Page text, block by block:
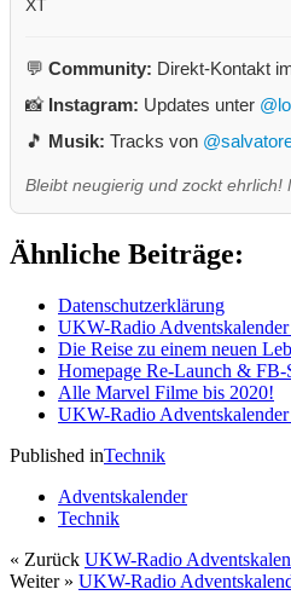
XT
💬 Community: Direkt-Kontakt
📸 Instagram: Updates unter
🎵 Musik: Tracks von
Bleibt neugierig und zockt
Ähnliche Beiträge:
Datenschutzerklärung
UKW-Radio
Die Reise zu einem neuen
Homepage Re-Launch & FB-
Alle Marvel Filme bis 2020!
UKW-Radio
Published inTechnik
Adventskalender
Technik
« Zurück UKW-Radio
Weiter » UKW-Radio